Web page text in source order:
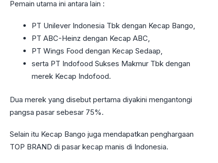
Pemain utama ini antara lain :
PT Unilever Indonesia Tbk dengan Kecap Bango,
PT ABC-Heinz dengan Kecap ABC,
PT Wings Food dengan Kecap Sedaap,
serta PT Indofood Sukses Makmur Tbk dengan
merek Kecap Indofood.
Dua merek yang disebut pertama diyakini mengantongi
pangsa pasar sebesar 75%.
Selain itu Kecap Bango juga mendapatkan penghargaan
TOP BRAND di pasar kecap manis di Indonesia.